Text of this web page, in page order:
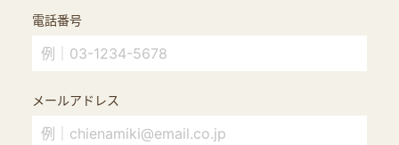
電話番号
メールアドレス